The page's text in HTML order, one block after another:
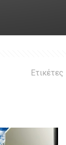
Ετικέτες